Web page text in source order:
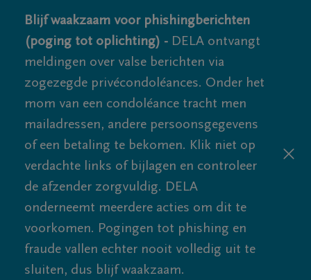
Blijf waakzaam voor phishingberichten
(poging tot oplichting) - DELA ontvangt
meldingen over valse berichten via
zogezegde privécondoléances. Onder het
mom van een condoléance tracht men
mailadressen, andere persoonsgegevens
of een betaling te bekomen. Klik niet op
verdachte links of bijlagen en controleer
de afzender zorgvuldig. DELA
onderneemt meerdere acties om dit te
voorkomen. Pogingen tot phishing en
fraude vallen echter nooit volledig uit te
sluiten, dus blijf waakzaam.